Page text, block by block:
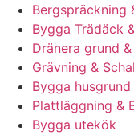
Bergspräckning
Bygga Trädäck
Dränera grund
Grävning &
Bygga
Plattläggning &
Bygga utekök